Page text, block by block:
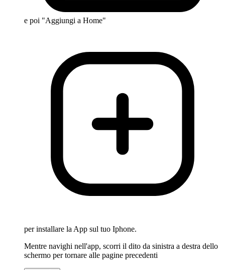
e poi "Aggiungi a Home"
per installare la App sul tuo Iphone.
Mentre navighi nell'app, scorri il dito da sinistra a destra dello
schermo per tornare alle pagine precedenti